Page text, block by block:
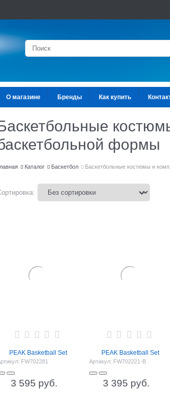
О магазине Бренды Как купить
формы
Каталог Баскетбол Баскетбольные костюмы и
PEAK Basketball Set
FW702281
3 595 руб.
PEAK Basketball Set
Артикул: FW702221-B
3 395 руб.